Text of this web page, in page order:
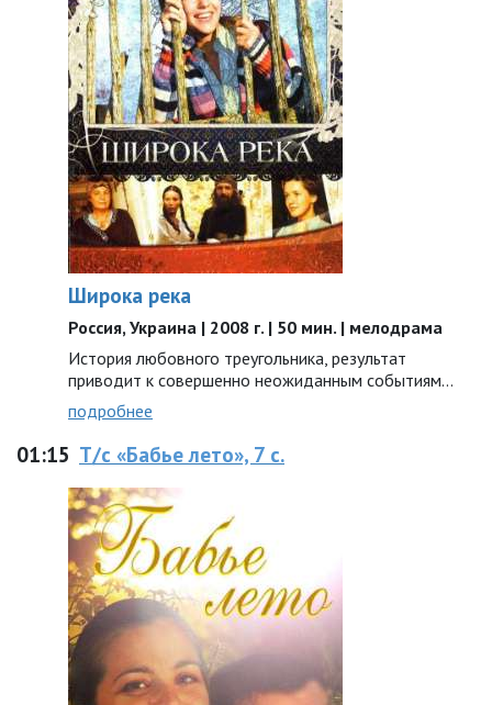
Широка река
Россия, Украина | 2008 г. | 50 мин. | мелодрама
История любовного треугольника, результат
приводит к совершенно неожиданным событиям...
подробнее
01:15 Т/с «Бабье лето», 7 с.